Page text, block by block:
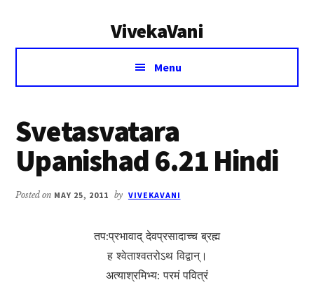
VivekaVani
Voice
Vivekananda
Menu
Svetasvatara
Upanishad 6.21 Hindi
Posted on MAY 25, 2011 by VIVEKAVANI
तप:प्रभावाद् देवप्रसादाच्च ब्रह्म
ह श्वेताश्वतरोऽथ विद्वान्।
अत्याश्रमिभ्य: परमं पवित्रं